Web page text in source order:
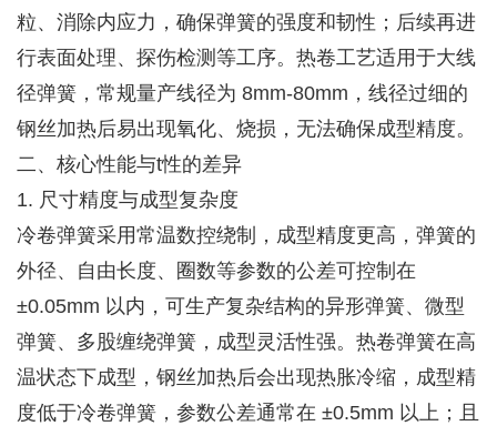
粒、消除内应力，确保弹簧的强度和韧性；后续再进
行表面处理、探伤检测等工序。热卷工艺适用于大线
径弹簧，常规量产线径为 8mm-80mm，线径过细的
钢丝加热后易出现氧化、烧损，无法确保成型精度。
二、核心性能与t性的差异
1. 尺寸精度与成型复杂度
冷卷弹簧采用常温数控绕制，成型精度更高，弹簧的
外径、自由长度、圈数等参数的公差可控制在
±0.05mm 以内，可生产复杂结构的异形弹簧、微型
弹簧、多股缠绕弹簧，成型灵活性强。热卷弹簧在高
温状态下成型，钢丝加热后会出现热胀冷缩，成型精
度低于冷卷弹簧，参数公差通常在 ±0.5mm 以上；且